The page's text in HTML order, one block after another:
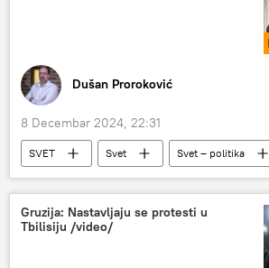
Dušan Proroković
8 Decembar 2024, 22:31
SVET Svet
Svet – politika
Abhazija
Emisija „Prorok“
Analize i mišljenja
Gruzija: Nastavljaju se protesti u
Tbilisiju /video/